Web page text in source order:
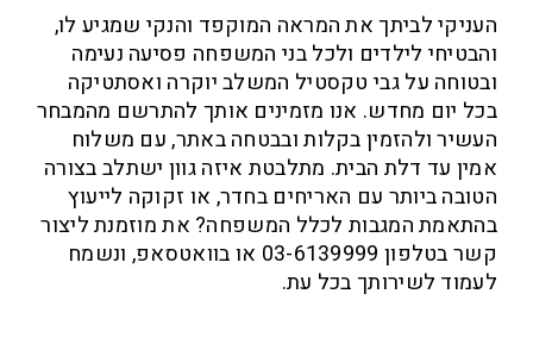
לביתך את המראה המוקפד והנקי שמגיע לו,
לילדים ולכל בני המשפחה פסיעה נעימה
על גבי טקסטיל המשלב יוקרה ואסתטיקה
יום מחדש. אנו מזמינים אותך להתרשם מהמבחר
ולהזמין בקלות ובבטחה באתר, עם משלוח
עד דלת הבית. מתלבטת איזה גוון ישתלב בצורה
ביותר עם האריחים בחדר, או זקוקה לייעוץ
המגבות לכלל המשפחה? את מוזמנת ליצור
קשר בטלפון 03-6139999 או בוואטסאפ, ונשמח
לשירותך בכל עת.